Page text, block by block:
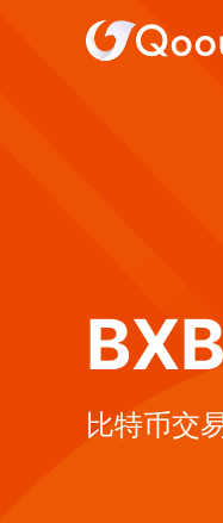
BXB
比特币交